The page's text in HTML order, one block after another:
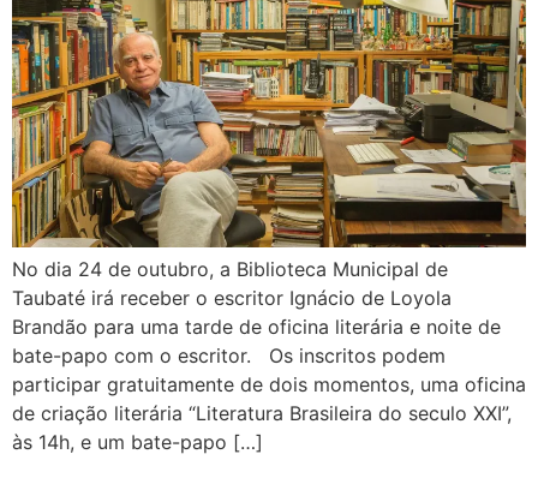
No dia 24 de outubro, a Biblioteca Municipal de
Taubaté irá receber o escritor Ignácio de Loyola
Brandão para uma tarde de oficina literária e noite de
bate-papo com o escritor. Os inscritos podem
participar gratuitamente de dois momentos, uma oficina
de criação literária “Literatura Brasileira do seculo XXI”,
às 14h, e um bate-papo […]